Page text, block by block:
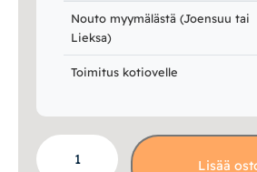
Nouto myymälästä (Joensuu tai
Lieksa)
Toimitus kotiovelle
Siera
viihdetaso
Lisää